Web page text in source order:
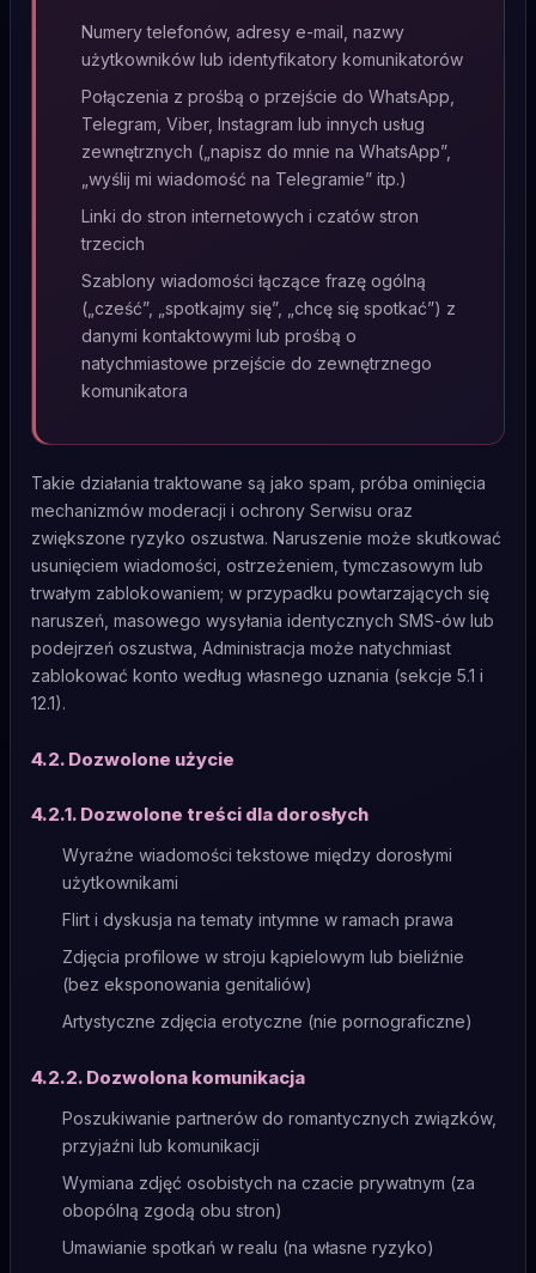
Numery telefonów, adresy e-mail, nazwy
użytkowników lub identyfikatory komunikatorów
Połączenia z prośbą o przejście do WhatsApp,
Telegram, Viber, Instagram lub innych usług
zewnętrznych („napisz do mnie na WhatsApp”,
„wyślij mi wiadomość na Telegramie” itp.)
Linki do stron internetowych i czatów stron
trzecich
Szablony wiadomości łączące frazę ogólną
(„cześć”, „spotkajmy się”, „chcę się spotkać”) z
danymi kontaktowymi lub prośbą o
natychmiastowe przejście do zewnętrznego
komunikatora
Takie działania traktowane są jako spam, próba ominięcia
mechanizmów moderacji i ochrony Serwisu oraz
zwiększone ryzyko oszustwa. Naruszenie może skutkować
usunięciem wiadomości, ostrzeżeniem, tymczasowym lub
trwałym zablokowaniem; w przypadku powtarzających się
naruszeń, masowego wysyłania identycznych SMS-ów lub
podejrzeń oszustwa, Administracja może natychmiast
zablokować konto według własnego uznania (sekcje 5.1 i
12.1).
4.2. Dozwolone użycie
4.2.1. Dozwolone treści dla dorosłych
Wyraźne wiadomości tekstowe między dorosłymi
użytkownikami
Flirt i dyskusja na tematy intymne w ramach prawa
Zdjęcia profilowe w stroju kąpielowym lub bieliźnie
(bez eksponowania genitaliów)
Artystyczne zdjęcia erotyczne (nie pornograficzne)
4.2.2. Dozwolona komunikacja
Poszukiwanie partnerów do romantycznych związków,
przyjaźni lub komunikacji
Wymiana zdjęć osobistych na czacie prywatnym (za
obopólną zgodą obu stron)
Umawianie spotkań w realu (na własne ryzyko)